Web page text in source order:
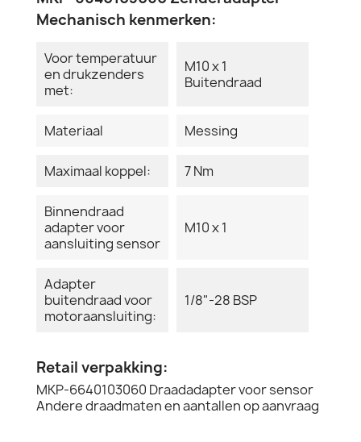
Mechanisch kenmerken:
Voor temperatuur
en drukzenders
met:
M10 x 1
Buitendraad
Materiaal Messing
Maximaal koppel: 7 Nm
Binnendraad
adapter voor
aansluiting sensor
M10 x 1
Adapter
buitendraad voor
motoraansluiting:
1/8"-28 BSP
Retail verpakking:
MKP-6640103060 Draadadapter voor sensor
Andere draadmaten en aantallen op aanvraag